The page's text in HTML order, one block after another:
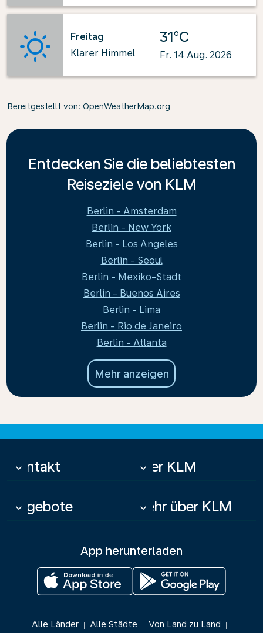
Freitag
Klarer Himmel
31°C
Fr. 14 Aug. 2026
Bereitgestellt von: OpenWeatherMap.org
Entdecken Sie die beliebtesten
Reiseziele von KLM
Berlin - Amsterdam
Berlin - New York
Berlin - Los Angeles
Berlin - Seoul
Berlin - Mexiko-Stadt
Berlin - Buenos Aires
Berlin - Lima
Berlin - Rio de Janeiro
Berlin - Atlanta
Mehr anzeigen
Kontakt
keyboard_arrow_down Über KLM
keyboard_arrow_down
Angebote
keyboard_arrow_down Mehr über KLM
keyboard_arrow_down
App herunterladen
Alle Länder | Alle Städte | Von Land zu Land |